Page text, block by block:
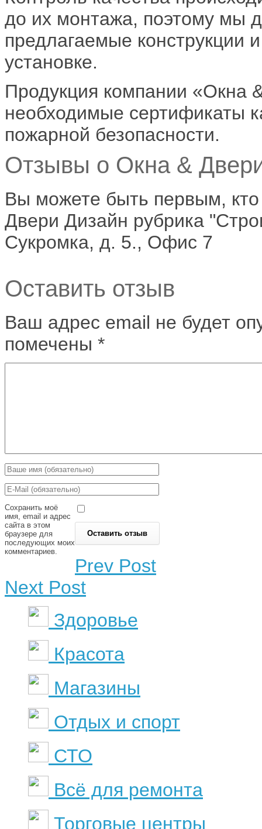
до их монтажа, поэтому мы
предлагаемые конструкции
установке.
Продукция компании «Окна
необходимые сертификаты
пожарной безопасности.
Отзывы о Окна &
Вы можете быть первым,
Двери Дизайн рубрика
Сукромка, д. 5., Офис 7
Оставить отзыв
Ваш адрес email не будет
помечены *
Сохранить моё
имя, email и адрес
сайта в этом
браузере для
последующих моих
комментариев.
Prev Post
Next Post
Здоровье
Красота
Магазины
Отдых и спорт
СТО
Всё для ремонта
Торговые центры